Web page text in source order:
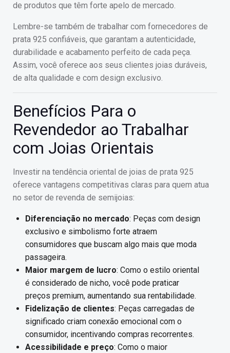
de produtos que têm forte apelo de mercado.
Lembre-se também de trabalhar com fornecedores de
prata 925 confiáveis, que garantam a autenticidade,
durabilidade e acabamento perfeito de cada peça.
Assim, você oferece aos seus clientes joias duráveis,
de alta qualidade e com design exclusivo.
Benefícios Para o
Revendedor ao Trabalhar
com Joias Orientais
Investir na tendência oriental de joias de prata 925
oferece vantagens competitivas claras para quem atua
no setor de revenda de semijoias:
Diferenciação no mercado: Peças com design
exclusivo e simbolismo forte atraem
consumidores que buscam algo mais que moda
passageira.
Maior margem de lucro: Como o estilo oriental
é considerado de nicho, você pode praticar
preços premium, aumentando sua rentabilidade.
Fidelização de clientes: Peças carregadas de
significado criam conexão emocional com o
consumidor, incentivando compras recorrentes.
Acessibilidade e preço: Como o maior